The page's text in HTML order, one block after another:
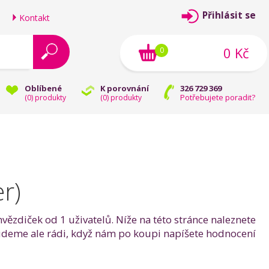
Kontakt
Oblíbené
(0) produkty
K porovnání
(0) produkty
326 729 369
Potřebujete poradit?
Přihlásit se
0 Kč
0
od 1 uživatelů. Níže na této stránce naleznete
ale rádi, když nám po koupi napíšete hodnocení